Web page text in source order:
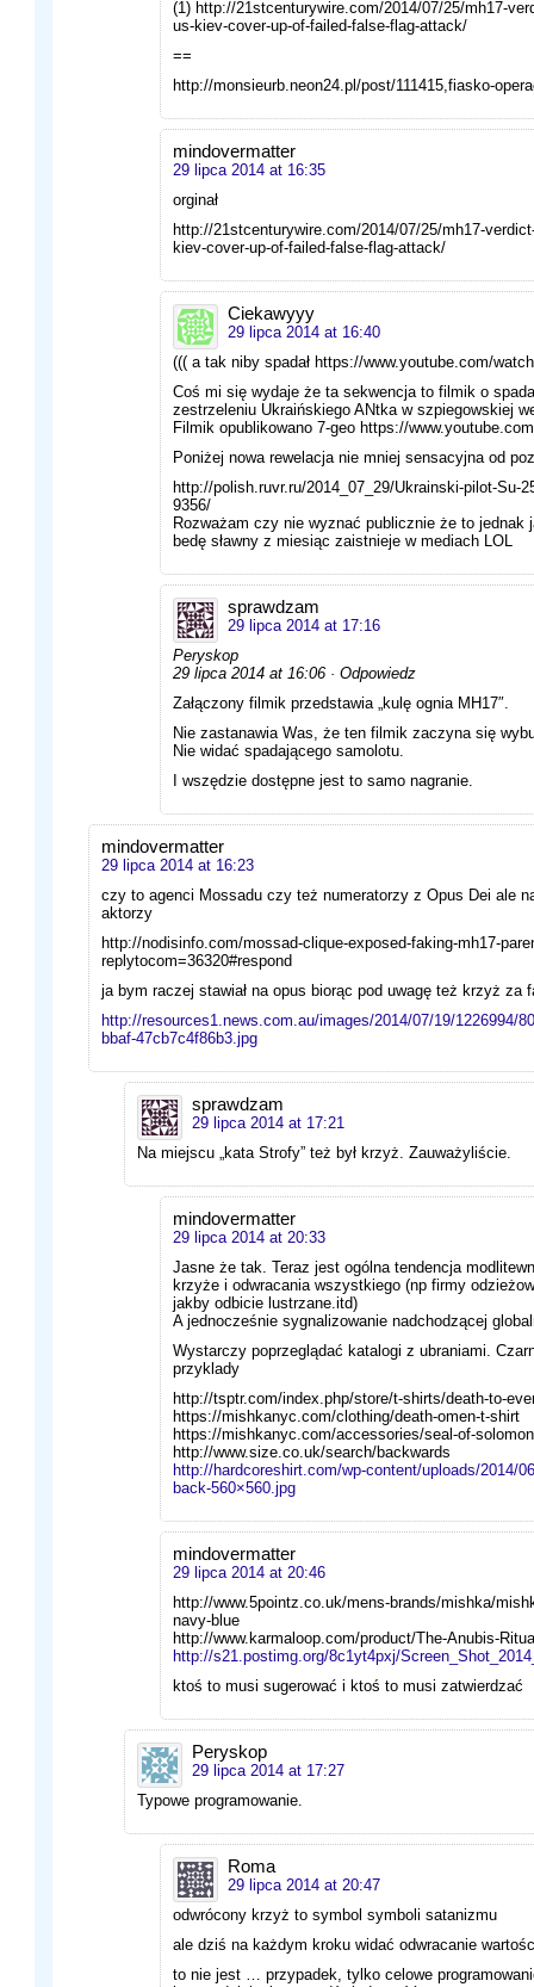
(1) http://21stcenturywire.com/2014/07/25/mh17-
us-kiev-cover-up-of-failed-false-flag-attack/
==
http://monsieurb.neon24.pl/post/111415,fiasko-
mindovermatter
29 lipca 2014 at 16:35
orginał
http://21stcenturywire.com/2014/07/25/mh17-
kiev-cover-up-of-failed-false-flag-attack/
Ciekawyyy
29 lipca 2014 at 16:40
((( a tak niby spadał https://www.youtube.com/
Coś mi się wydaje że ta sekwencja to filmik o
zestrzeleniu Ukraińskiego ANtka w szpiegowskiej
Filmik opublikowano 7-geo https://
Poniżej nowa rewelacja nie mniej sensacyjna od
http://polish.ruvr.ru/2014_07_29/Ukrainski-pilot-Su-
9356/
Rozważam czy nie wyznać publicznie że to jednak
bedę sławny z miesiąc zaistnieje w mediach LOL
sprawdzam
29 lipca 2014 at 17:16
Peryskop
29 lipca 2014 at 16:06 · Odpowiedz
Załączony filmik przedstawia „kulę ognia MH17″.
Nie zastanawia Was, że ten filmik zaczyna się
Nie widać spadającego samolotu.
I wszędzie dostępne jest to samo nagranie.
mindovermatter
29 lipca 2014 at 16:23
czy to agenci Mossadu czy też numeratorzy z Opus Dei ale
aktorzy
http://nodisinfo.com/mossad-clique-exposed-faking-mh17-
replytocom=36320#respond
ja bym raczej stawiał na opus biorąc pod uwagę też krzyż za
http://resources1.news.com.au/images/2014/07/19/1226994/
bbaf-47cb7c4f86b3.jpg
sprawdzam
29 lipca 2014 at 17:21
Na miejscu „kata Strofy” też był krzyż. Zauważyliście.
mindovermatter
29 lipca 2014 at 20:33
Jasne że tak. Teraz jest ogólna tendencja
krzyże i odwracania wszystkiego (np firmy
jakby odbicie lustrzane.itd)
A jednocześnie sygnalizowanie nadchodzącej
Wystarczy poprzeglądać katalogi z ubraniami.
przyklady
http://tsptr.com/index.php/store/t-shirts/death-to-
https://mishkanyc.com/clothing/death-omen-t-shirt
https://mishkanyc.com/accessories/seal-of-
http://www.size.co.uk/search/backwards
http://hardcoreshirt.com/wp-content/uploads/2014/
back-560×560.jpg
mindovermatter
29 lipca 2014 at 20:46
http://www.5pointz.co.uk/mens-brands/mishka/
navy-blue
http://www.karmaloop.com/product/The-Anubis-
http://s21.postimg.org/8c1yt4pxj/
ktoś to musi sugerować i ktoś to musi zatwierdzać
Peryskop
29 lipca 2014 at 17:27
Typowe programowanie.
Roma
29 lipca 2014 at 20:47
odwrócony krzyż to symbol symboli satanizmu
ale dziś na każdym kroku widać odwracanie
to nie jest … przypadek, tylko celowe